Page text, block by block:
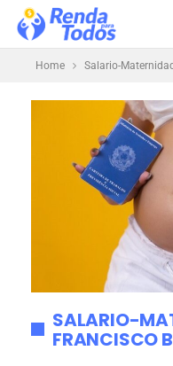
Home Salario-
SALARIO-
FRANCISCO